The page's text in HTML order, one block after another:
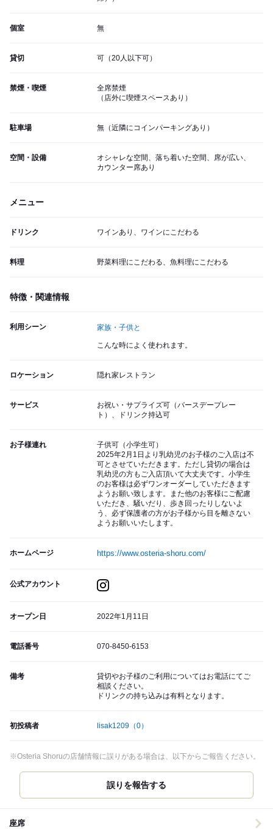
個室 無
貸切 可（20人以下可）
禁煙・喫煙
全席禁煙
（店外に喫煙スペースあり）
駐車場 無（近隣にコインパーキングあり）
空間・設備
オシャレな空間、落ち着いた空間、席が広い、
カウンター席あり
メニュー
ドリンク ワインあり、ワインにこだわる
料理 野菜料理にこだわる、魚料理にこだわる
特徴・関連情報
利用シーン 家族・子供と
こんな時によく使われます。
ロケーション 隠れ家レストラン
サービス
お祝い・サプライズ可（バースデープレー
ト）、ドリンク持込可
お子様連れ
子供可（小学生可）
2025年2月1日より乳幼児のお子様のご入店は不
可とさせていただきます。ただし貸切の場合は
乳幼児の方もご入店頂いて大丈夫です。小学生
のお客様は必ずワンオーダーしていただきます
ようお願い致します。また他のお客様にご配慮
いただき、騒いだり、歩き回ったりしないよ
う、必ず保護者の方がお子様から目を離さない
ようお願いいたします。
ホームページ https://www.osteria-shoru.com/
公式アカウント
オープン日 2022年1月11日
電話番号 070-8450-6153
備考
貸切やお子様のご利用についてはお電話にてご
相談ください。
ドリンクの持ち込みは有料となります。
初投稿者 lisak1209 （0）
※Osteria Shoruの店舗情報に誤りがある場合は、以下からご報告ください。
誤りを報告する
座席